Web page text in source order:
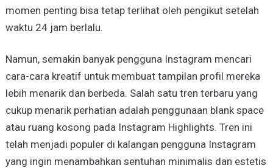
momen penting bisa tetap terlihat oleh pengikut setelah
waktu 24 jam berlalu.
Namun, semakin banyak pengguna Instagram mencari
cara-cara kreatif untuk membuat tampilan profil mereka
lebih menarik dan berbeda. Salah satu tren terbaru yang
cukup menarik perhatian adalah penggunaan blank space
atau ruang kosong pada Instagram Highlights. Tren ini
telah menjadi populer di kalangan pengguna Instagram
yang ingin menambahkan sentuhan minimalis dan estetis